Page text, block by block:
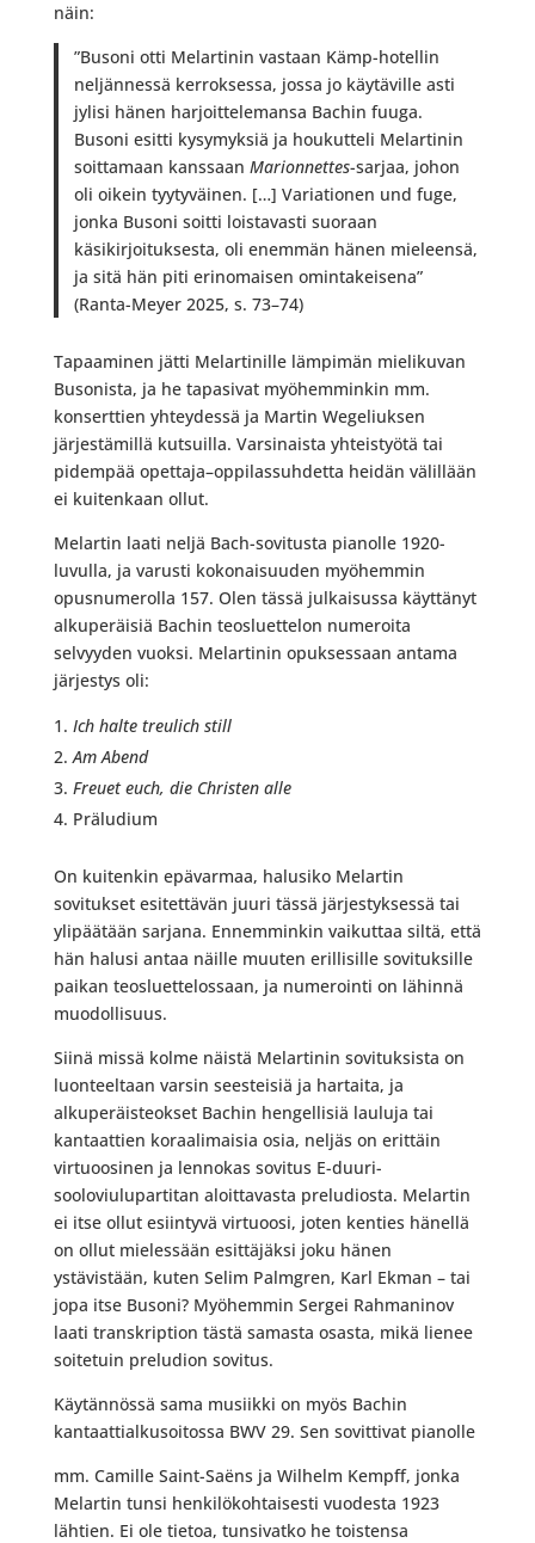
näin:
”Busoni otti Melartinin vastaan Kämp-hotellin
neljännessä kerroksessa, jossa jo käytäville asti
jylisi hänen harjoittelemansa Bachin fuuga.
Busoni esitti kysymyksiä ja houkutteli Melartinin
soittamaan kanssaanMarionnettes-sarjaa, johon
oli oikein tyytyväinen. […] Variationen und fuge,
jonka Busoni soitti loistavasti suoraan
käsikirjoituksesta, oli enemmän hänen mieleensä,
ja sitä hän piti erinomaisen omintakeisena”
(Ranta-Meyer 2025, s. 73–74)
Tapaaminen jätti Melartinille lämpimän mielikuvan
Busonista, ja he tapasivat myöhemminkin mm.
konserttien yhteydessä ja Martin Wegeliuksen
järjestämillä kutsuilla. Varsinaista yhteistyötä tai
pidempää opettaja–oppilassuhdetta heidän välillään
ei kuitenkaan ollut.
Melartin laati neljä Bach-sovitusta pianolle 1920-
luvulla, ja varusti kokonaisuuden myöhemmin
opusnumerolla 157. Olen tässä julkaisussa käyttänyt
alkuperäisiä Bachin teosluettelon numeroita
selvyyden vuoksi. Melartinin opuksessaan antama
järjestys oli:
Ich halte treulich still
Am Abend
Freuet euch, die Christen alle
Präludium
On kuitenkin epävarmaa, halusiko Melartin
sovitukset esitettävän juuri tässä järjestyksessä tai
ylipäätään sarjana. Ennemminkin vaikuttaa siltä, että
hän halusi antaa näille muuten erillisille sovituksille
paikan teosluettelossaan, ja numerointi on lähinnä
muodollisuus.
Siinä missä kolme näistä Melartinin sovituksista on
luonteeltaan varsin seesteisiä ja hartaita, ja
alkuperäisteokset Bachin hengellisiä lauluja tai
kantaattien koraalimaisia osia, neljäs on erittäin
virtuoosinen ja lennokas sovitus E-duuri-
sooloviulupartitan aloittavasta preludiosta. Melartin
ei itse ollut esiintyvä virtuoosi, joten kenties hänellä
on ollut mielessään esittäjäksi joku hänen
ystävistään, kuten Selim Palmgren, Karl Ekman – tai
jopa itse Busoni? Myöhemmin Sergei Rahmaninov
laati transkription tästä samasta osasta, mikä lienee
soitetuin preludion sovitus.
Käytännössä sama musiikki on myös Bachin
kantaattialkusoitossa BWV 29. Sen sovittivat pianolle
mm. Camille Saint-Saëns ja Wilhelm Kempff, jonka
Melartin tunsi henkilökohtaisesti vuodesta 1923
lähtien. Ei ole tietoa, tunsivatko he toistensa